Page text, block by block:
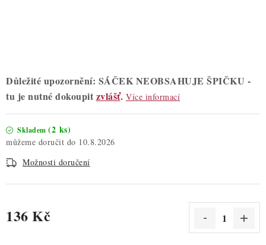
Hodnocení obchodu
Podmínky ochrany osobních údajů
Důležité upozornění: SÁČEK NEOBSAHUJE ŠPIČKU -
tu je nutné dokoupit zvlášť. Více informací
Skladem (2 ks)
10.8.2026
Možnosti doručení
136 Kč